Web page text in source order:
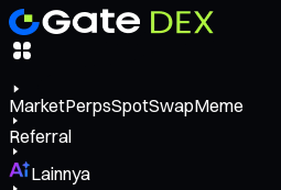
MarketPerpsSpotSwapMeme
Referral
Lainnya